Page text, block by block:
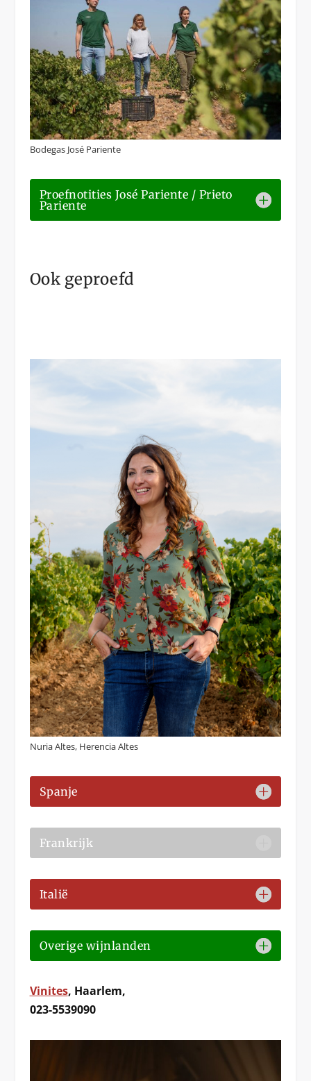
Bodegas José Pariente
Proefnotities José Pariente / Prieto
Pariente
Ook geproefd
Nuria Altes, Herencia Altes
Spanje
Frankrijk
Italië
Overige wijnlanden
Vinites, Haarlem,
023-5539090